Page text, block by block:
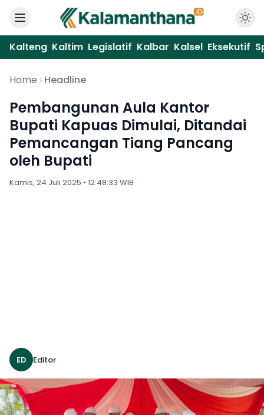
Kalteng Kaltim Legislatif Kalbar Kalsel Eksekutif
Home Headline
Pembangunan Aula Kantor
Bupati Kapuas Dimulai, Ditandai
Pemancangan Tiang Pancang
oleh Bupati
Kamis, 24 Juli 2025 • 12:48:33 WIB
ED Editor